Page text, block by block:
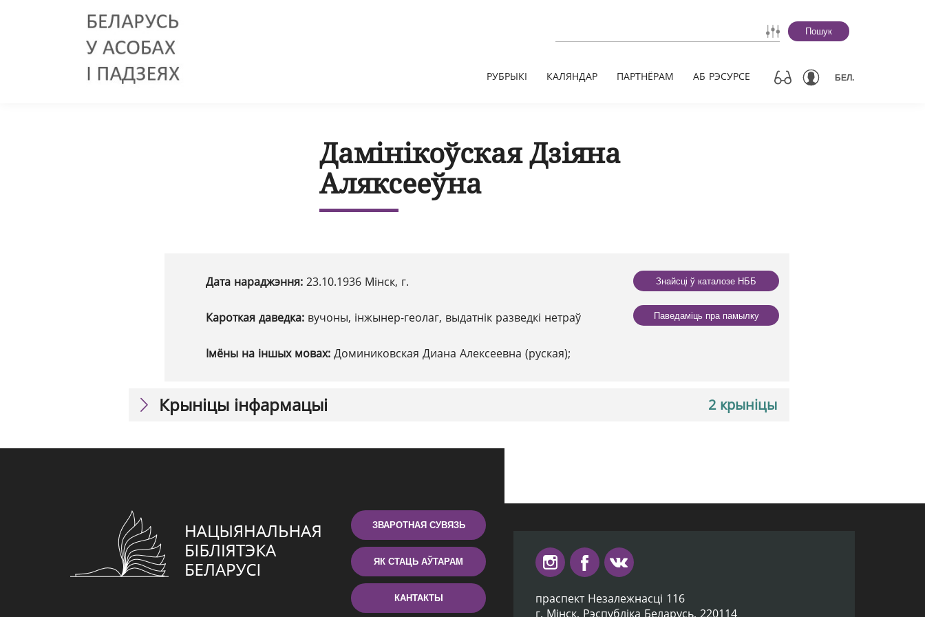
Пошук
РУБРЫКІ КАЛЯНДАР ПАРТНЁРАМ АБ РЭСУРСЕ БЕЛ.
Дамінікоўская Дзіяна
Аляксееўна
Дата нараджэння: 23.10.1936 Мінск, г.
Кароткая даведка: вучоны, інжынер-геолаг, выдатнік разведкі нетраў
Імёны на іншых мовах: Доминиковская Диана Алексеевна (руская);
Знайсці ў каталозе НББ
Паведаміць пра памылку
2 крыніцы
Крыніцы інфармацыі
ЗВАРОТНАЯ СУВЯЗЬ
ЯК СТАЦЬ АЎТАРАМ
КАНТАКТЫ
праспект Незалежнасці 116
г. Мiнск, Рэспубліка Беларусь, 220114